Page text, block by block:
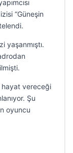
“Güneşin
yaşanmıştı.
hayat vereceği
Şu
oyuncu